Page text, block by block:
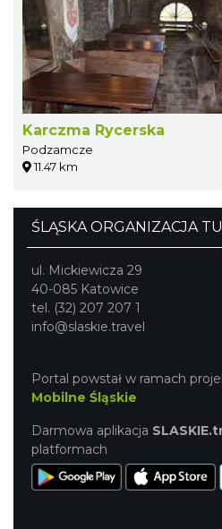
Karczma Rycerska
Podzamcze
11.47 km
ŚLĄSKA ORGANIZACJA
ul. Mickiewicza 29
40-085 Katowice
tel. (32) 207 207 1
info@slaskie.travel
Portal powstał w ramach
Mobilne Śląskie
Darmowa aplikacja
platformach